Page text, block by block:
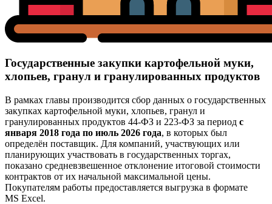
Государственные закупки картофельной муки,
хлопьев, гранул и гранулированных продуктов
В рамках главы производится сбор данных о государственных
закупках картофельной муки, хлопьев, гранул и
гранулированных продуктов 44-ФЗ и 223-ФЗ за период с
января 2018 года по июль 2026 года, в которых был
определён поставщик. Для компаний, участвующих или
планирующих участвовать в государственных торгах,
показано средневзвешенное отклонение итоговой стоимости
контрактов от их начальной максимальной цены.
Покупателям работы предоставляется выгрузка в формате
MS Excel.